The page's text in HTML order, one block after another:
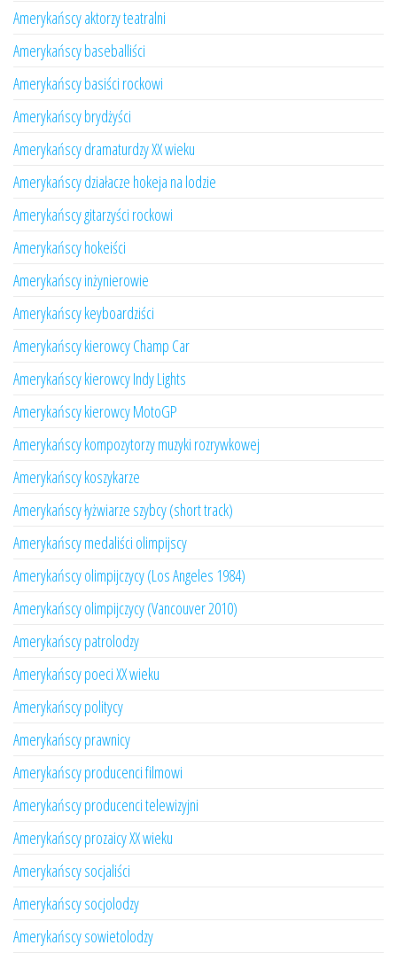
Amerykańscy aktorzy teatralni
Amerykańscy baseballiści
Amerykańscy basiści rockowi
Amerykańscy brydżyści
Amerykańscy dramaturdzy XX wieku
Amerykańscy działacze hokeja na lodzie
Amerykańscy gitarzyści rockowi
Amerykańscy hokeiści
Amerykańscy inżynierowie
Amerykańscy keyboardziści
Amerykańscy kierowcy Champ Car
Amerykańscy kierowcy Indy Lights
Amerykańscy kierowcy MotoGP
Amerykańscy kompozytorzy muzyki rozrywkowej
Amerykańscy koszykarze
Amerykańscy łyżwiarze szybcy (short track)
Amerykańscy medaliści olimpijscy
Amerykańscy olimpijczycy (Los Angeles 1984)
Amerykańscy olimpijczycy (Vancouver 2010)
Amerykańscy patrolodzy
Amerykańscy poeci XX wieku
Amerykańscy politycy
Amerykańscy prawnicy
Amerykańscy producenci filmowi
Amerykańscy producenci telewizyjni
Amerykańscy prozaicy XX wieku
Amerykańscy socjaliści
Amerykańscy socjolodzy
Amerykańscy sowietolodzy